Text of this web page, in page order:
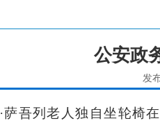
公安政
发
·萨吾列老人独自坐轮椅